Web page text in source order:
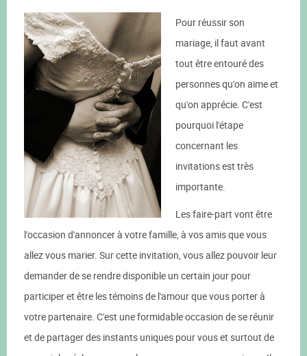
Pour réussir son
mariage, il faut avant
tout être entouré des
personnes qu'on aime et
qu'on apprécie. C'est
pourquoi l'étape
concernant les
invitations est très
importante.
Les faire-part vont être
l'occasion d'annoncer à votre famille, à vos amis que vous
allez vous marier. Sur cette invitation, vous allez pouvoir leur
demander de se rendre disponible un certain jour pour
participer et être les témoins de l'amour que vous porter à
votre partenaire. C'est une formidable occasion de se réunir
et de partager des instants uniques pour vous et surtout de